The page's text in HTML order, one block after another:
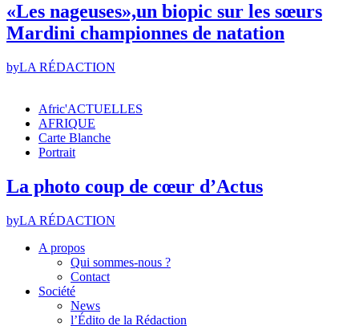
«Les nageuses»,un biopic sur les sœurs
Mardini championnes de natation
byLA RÉDACTION
Afric'ACTUELLES
AFRIQUE
Carte Blanche
Portrait
La photo coup de cœur d’Actus
byLA RÉDACTION
A propos
Qui sommes-nous ?
Contact
Société
News
l’Édito de la Rédaction